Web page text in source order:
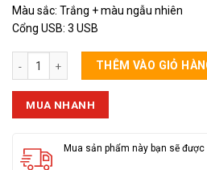
Màu sắc: Trắng + màu ngẫu nhiên
Cổng USB: 3 USB
Ổ Điện CYX C10U, K202 3 Cổng Usb Dây
THÊM VÀO GIỎ
MUA NHANH
Mua sản phẩm này bạn sẽ